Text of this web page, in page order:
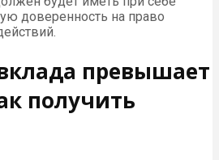
доверенность на право
превышает
получить